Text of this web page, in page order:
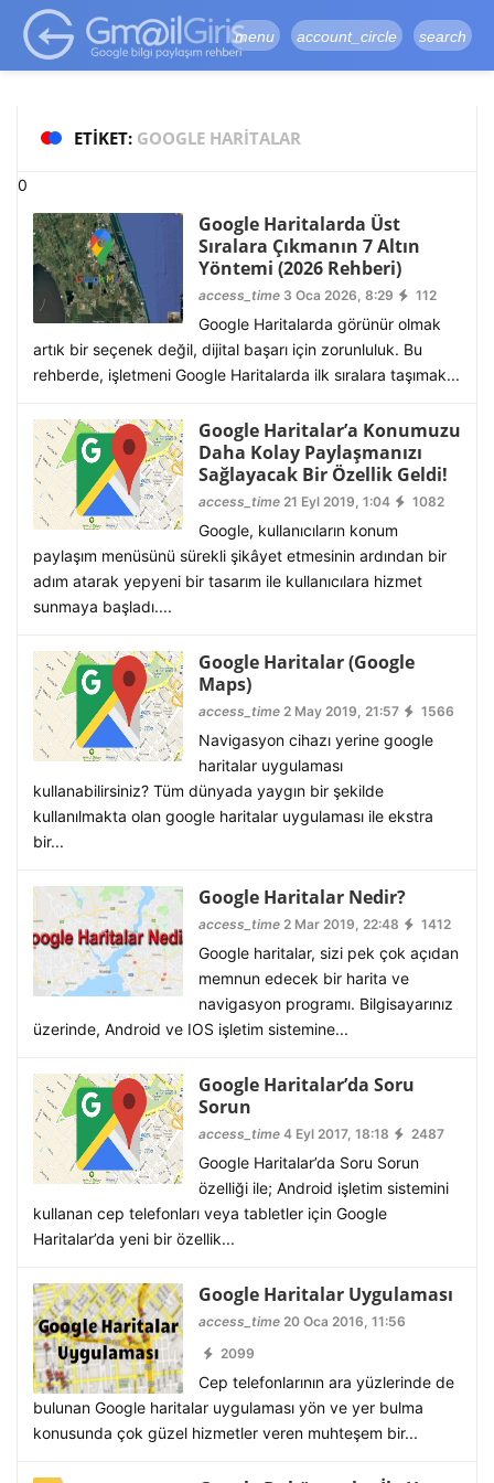
google-site-
verification=vqSI0upH550kabR5X8xpjMYieaXmuBueYgCJBW3uetM
menu account_circle search
ETIKET: GOOGLE HARITALAR
0
Google Haritalarda Üst
Sıralara Çıkmanın 7 Altın
Yöntemi (2026 Rehberi)
access_time3 Oca 2026, 8:29 112
Google Haritalarda görünür olmak
artık bir seçenek değil, dijital başarı için zorunluluk. Bu
rehberde, işletmeni Google Haritalarda ilk sıralara taşımak...
Google Haritalar’a Konumuzu
Daha Kolay Paylaşmanızı
Sağlayacak Bir Özellik Geldi!
access_time21 Eyl 2019, 1:04 1082
Google, kullanıcıların konum
paylaşım menüsünü sürekli şikâyet etmesinin ardından bir
adım atarak yepyeni bir tasarım ile kullanıcılara hizmet
sunmaya başladı....
Google Haritalar (Google
Maps)
access_time2 May 2019, 21:57 1566
Navigasyon cihazı yerine google
haritalar uygulaması
kullanabilirsiniz? Tüm dünyada yaygın bir şekilde
kullanılmakta olan google haritalar uygulaması ile ekstra
bir...
Google Haritalar Nedir?
access_time2 Mar 2019, 22:48 1412
Google haritalar, sizi pek çok açıdan
memnun edecek bir harita ve
navigasyon programı. Bilgisayarınız
üzerinde, Android ve IOS işletim sistemine...
Google Haritalar’da Soru
Sorun
access_time4 Eyl 2017, 18:18 2487
Google Haritalar’da Soru Sorun
özelliği ile; Android işletim sistemini
kullanan cep telefonları veya tabletler için Google
Haritalar’da yeni bir özellik...
Google Haritalar Uygulaması
access_time20 Oca 2016, 11:56
2099
Cep telefonlarının ara yüzlerinde de
bulunan Google haritalar uygulaması yön ve yer bulma
konusunda çok güzel hizmetler veren muhteşem bir...